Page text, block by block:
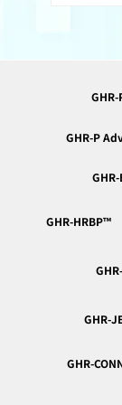
現在開
GHR-P
GHR-HRBP™︎
GHR-
GHR-